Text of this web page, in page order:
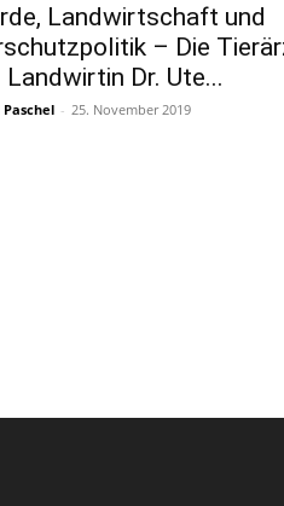
Landwirtschaft und
– Die
Landwirtin Dr. Ute...
Paschel - 25. November 2019